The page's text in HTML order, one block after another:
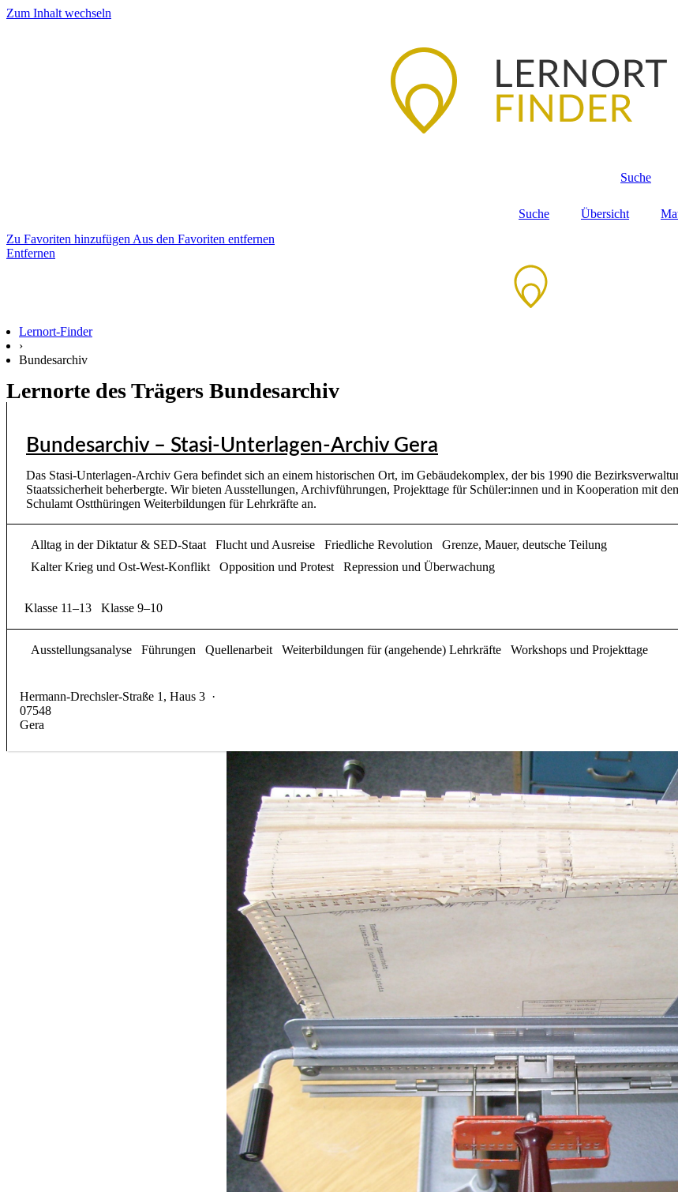
Zum Inhalt wechseln
Suche
Suche Übersicht
Zu Favoriten hinzufügen Aus den Favoriten entfernen
Entfernen
Lernort-Finder
›
Bundesarchiv
Lernorte des Trägers Bundesarchiv
Bundesarchiv – Stasi-Unterlagen-Archiv Gera
Das Stasi-Unterlagen-Archiv Gera befindet sich an einem historischen Ort, im Gebäudekomplex, der bis 1990 die
Staatssicherheit beherbergte. Wir bieten Ausstellungen, Archivführungen, Projekttage für Schüler:innen und in Kooperation mit
Schulamt Ostthüringen Weiterbildungen für Lehrkräfte an.
Alltag in der Diktatur & SED-Staat Flucht und Ausreise Friedliche Revolution
Grenze, Mauer, deutsche Teilung
Kalter Krieg und Ost-West-Konflikt
Opposition und Protest Repression und Überwachung
Klasse 11–13 Klasse 9–10
Ausstellungsanalyse Führungen Quellenarbeit Weiterbildungen für (angehende) Lehrkräfte Workshops und Projekttage
Hermann-Drechsler-Straße 1, Haus 3 ·
07548
Gera